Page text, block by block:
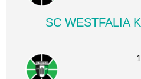
SC WESTFALIA